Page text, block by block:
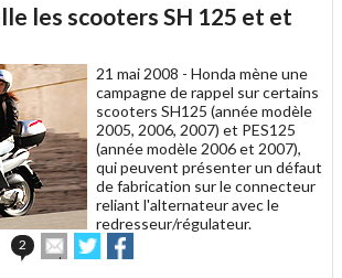
les scooters SH 125 et et
21 mai 2008 - Honda mène une
campagne de rappel sur certains
scooters SH125 (année modèle
2005, 2006, 2007) et PES125
(année modèle 2006 et 2007),
qui peuvent présenter un défaut
de fabrication sur le connecteur
reliant l'alternateur avec le
redresseur/régulateur.
2
Envoyer
cet
Partager
sur sur